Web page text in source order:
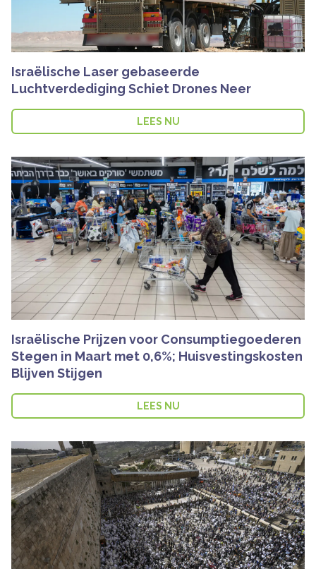
Israëlische Laser gebaseerde
Luchtverdediging Schiet Drones Neer
LEES NU
Israëlische Prijzen voor Consumptiegoederen
Stegen in Maart met 0,6%; Huisvestingskosten
Blijven Stijgen
LEES NU